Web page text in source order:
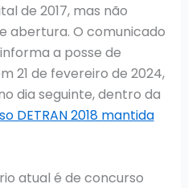
de 2017, mas não
abertura. O comunicado
a posse de
21 de fevereiro de 2024,
dia seguinte, dentro da
DETRAN 2018 mantida
atual é de concurso